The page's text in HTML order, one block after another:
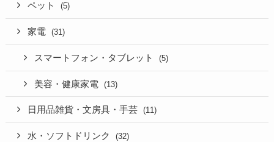
ペット (5)
家電 (31)
スマートフォン・タブレット (5)
美容・健康家電 (13)
日用品雑貨・文房具・手芸 (11)
水・ソフトドリンク (32)